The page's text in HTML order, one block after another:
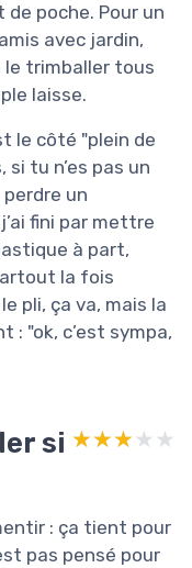
de poche. Pour un
avec jardin,
le trimballer tous
laisse.
le côté "plein de
tu n’es pas un
un
fini par mettre
à part,
la fois
pli, ça va, mais la
: "ok, c’est sympa,
si ★★★★★
★★★★★
: ça tient pour
pas pensé pour